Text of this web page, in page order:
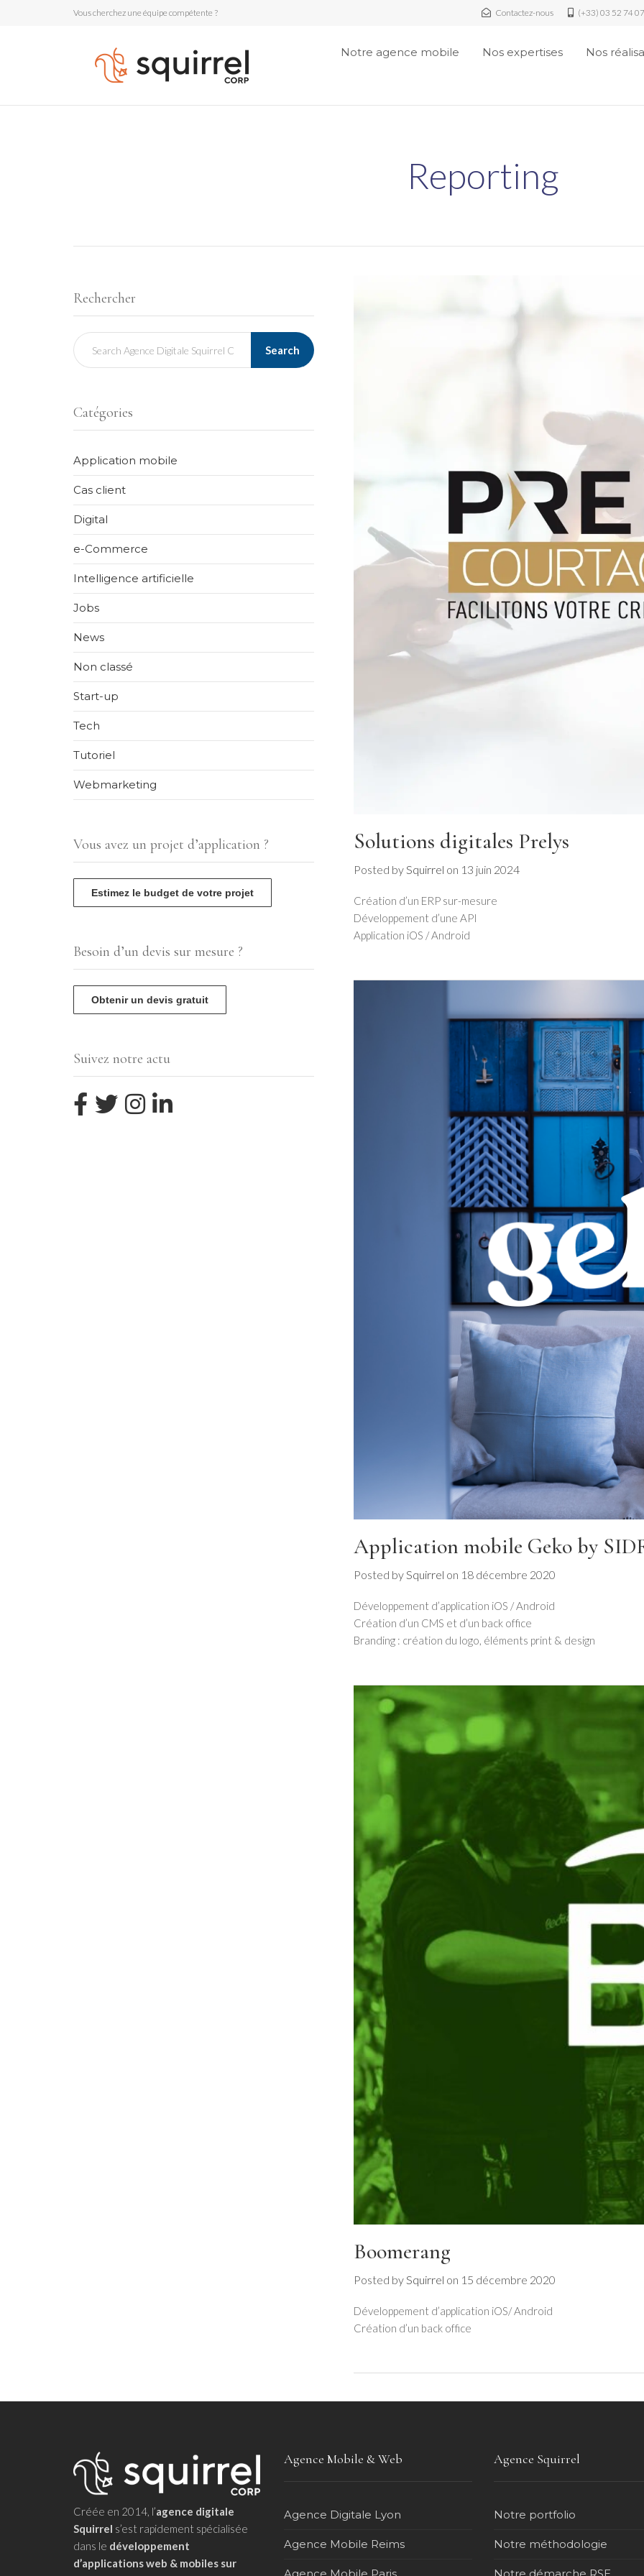
Vous cherchez une équipe compétente ? Contactez-nous (+33) 03 52 74
Notre agence mobile Nos expertises Nos
Reporting
Solutions digitales Prelys
Posted bySquirrel on 13 juin 2024
Création d’un ERP sur-mesure
Développement d’une API
Application iOS / Android
Application mobile Geko by
Posted bySquirrel on 18 décembre 2020
Développement d’application iOS / Android
Création d’un CMS et d’un back office
Branding : création du logo, éléments print & design
Boomerang
Posted bySquirrel on 15 décembre 2020
Développement d’application iOS/ Android
Création d’un back office
Rechercher
Search
Catégories
Application mobile
Cas client
Digital
e-Commerce
Intelligence artificielle
Jobs
News
Non classé
Start-up
Tech
Tutoriel
Webmarketing
Vous avez un projet d’application ?
Estimez le budget de votre projet
Besoin d’un devis sur mesure ?
Obtenir un devis gratuit
Suivez notre actu
Créée en 2014, l’agence digitale
Squirrel s’est rapidement spécialisée
dans le développement
d’applications web & mobiles sur
Agence Mobile & Web
Agence Digitale Lyon
Agence Mobile Reims
Agence Squirrel
Notre portfolio
Notre méthodologie